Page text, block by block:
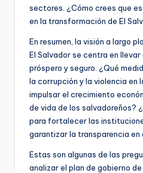
sectores. ¿Cómo crees que
en la transformación de El
En resumen, la visión a largo
El Salvador se centra en
próspero y seguro. ¿Qué
la corrupción y la violencia en
impulsar el crecimiento
de vida de los salvadoreños?
para fortalecer las
garantizar la transparencia en
Estas son algunas de las
analizar el plan de gobierno